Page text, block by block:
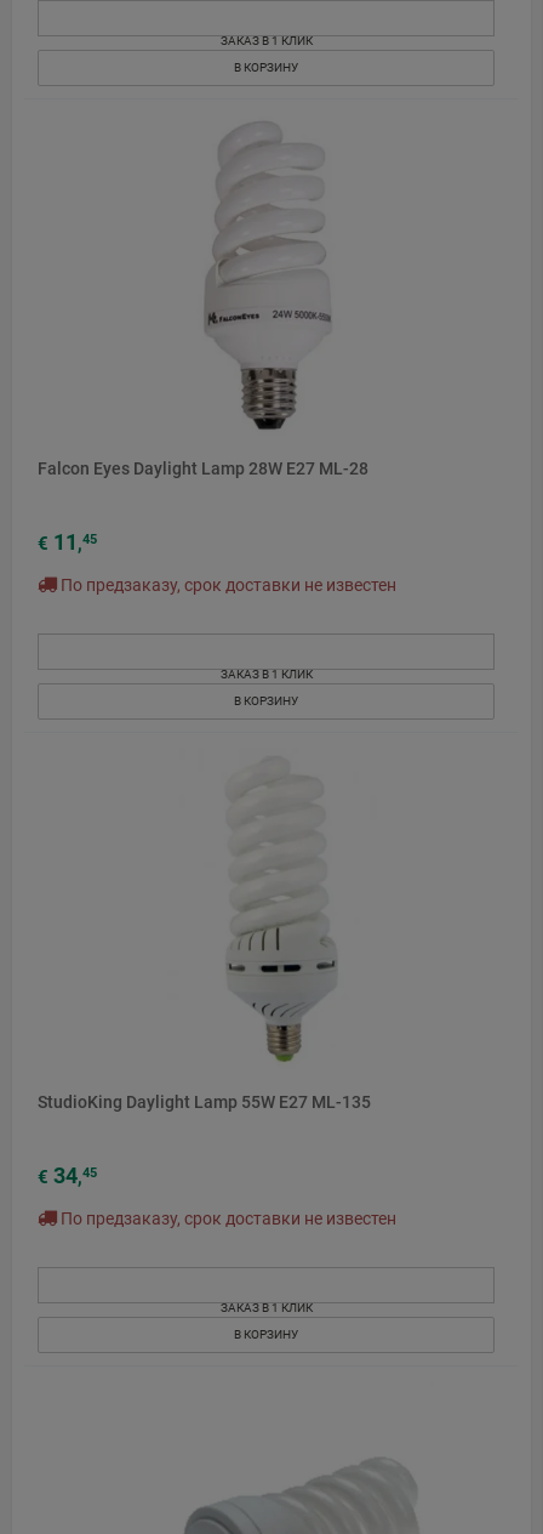
ЗАКАЗ В 1 КЛИК
В КОРЗИНУ
Falcon Eyes Daylight Lamp 28W E27 ML-28
€ 11 ,45
По предзаказу, срок доставки не известен
ЗАКАЗ В 1 КЛИК
В КОРЗИНУ
StudioKing Daylight Lamp 55W E27 ML-135
€ 34,45
По предзаказу, срок доставки не известен
ЗАКАЗ В 1 КЛИК
В КОРЗИНУ